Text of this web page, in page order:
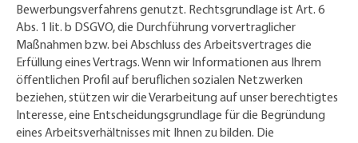
Bewerbungsverfahrens genutzt. Rechtsgrundlage ist Art. 6
Abs. 1 lit. b DSGVO, die Durchführung vorvertraglicher
Maßnahmen bzw. bei Abschluss des Arbeitsvertrages die
Erfüllung eines Vertrags. Wenn wir Informationen aus Ihrem
öffentlichen Profil auf beruflichen sozialen Netzwerken
beziehen, stützen wir die Verarbeitung auf unser berechtigtes
Interesse, eine Entscheidungsgrundlage für die Begründung
eines Arbeitsverhältnisses mit Ihnen zu bilden. Die